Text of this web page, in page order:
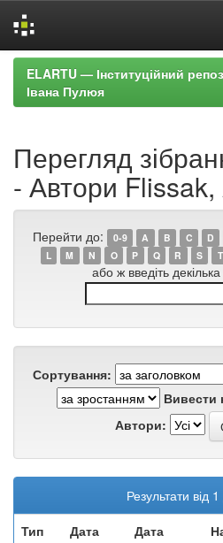
Skip
navigation
ELARTU — Інституційний
Івана Пулюя
Перегляд
- Автори
Перейти до: 0-9 A B C D
L
M N O P Q R S T
або ж введіть
Сортування:
Вивести
Автори:
Результати від 1
Тип
Дата
Дата